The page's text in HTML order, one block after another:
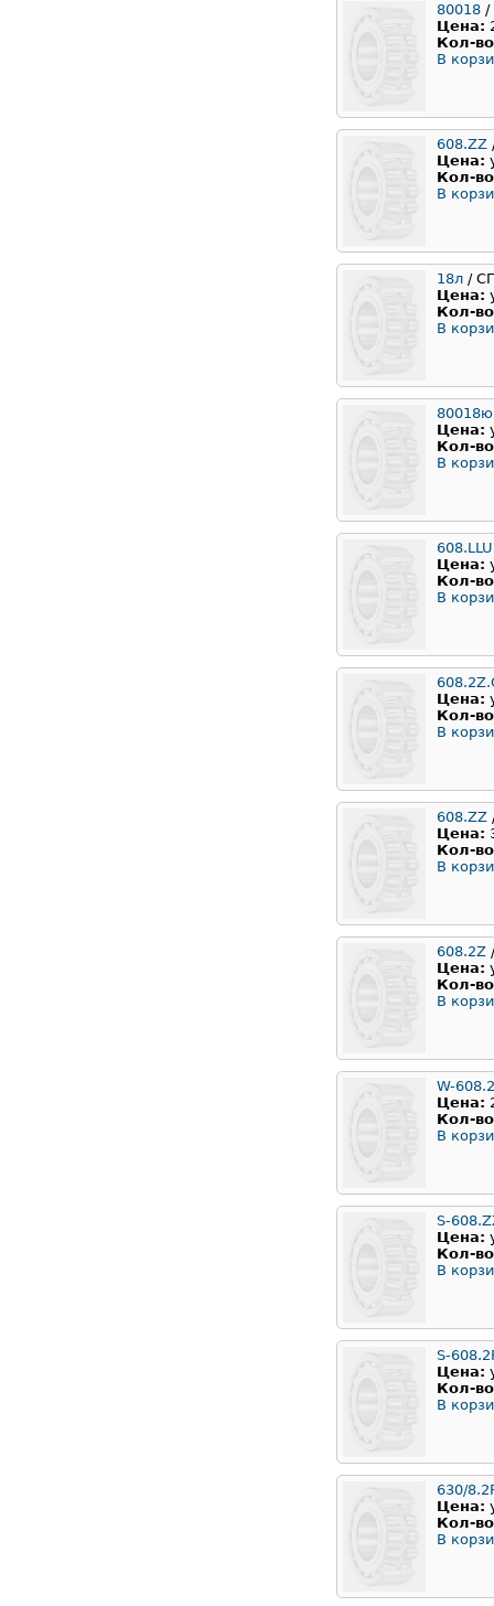
80018 /
Цена:
Кол-
В
608.ZZ
Цена:
Кол-
В
18л /
Цена:
Кол-
В
80018ю
Цена:
Кол-
В
608.LLU
Цена:
Кол-
В
Цена:
Кол-
В
608.ZZ
Цена:
Кол-
В
608.2Z
Цена:
Кол-
В
W-
Цена:
Кол-
В
S-
Цена:
Кол-
В
S-
Цена:
Кол-
В
630/
Цена:
Кол-
В